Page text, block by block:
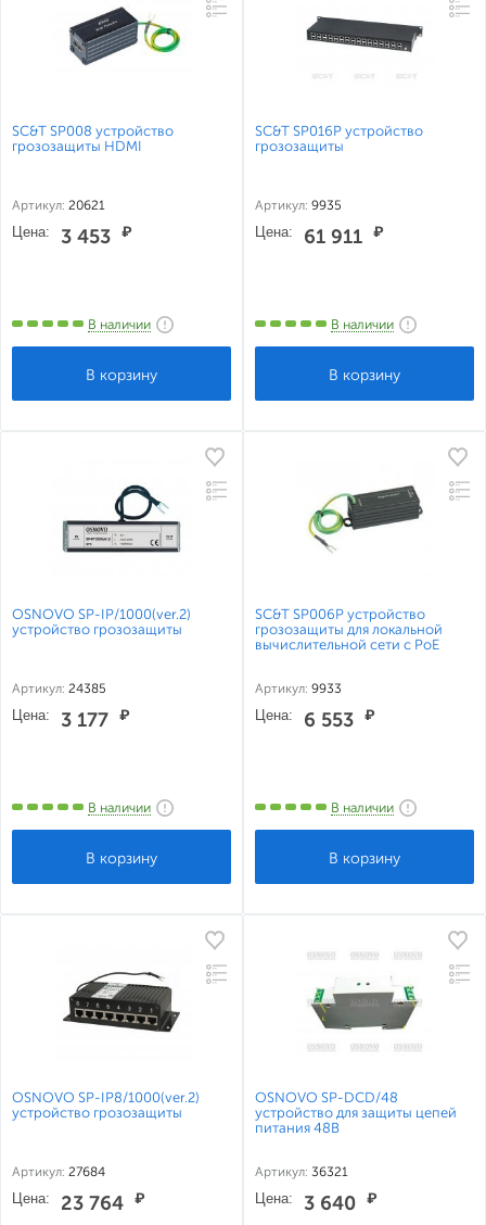
SC&T SP008 устройство
грозозащиты HDMI
Артикул: 20621
Цена: 3 453 ₽
В наличии
SC&T SP016P устройство
грозозащиты
Артикул: 9935
Цена: 61 911 ₽
В наличии
OSNOVO SP-IP/1000(ver.2)
устройство грозозащиты
Артикул: 24385
Цена: 3 177 ₽
В наличии
SC&T SP006P устройство
грозозащиты для локальной
вычислительной сети c PoE
Артикул: 9933
Цена: 6 553 ₽
В наличии
OSNOVO SP-IP8/1000(ver.2)
устройство грозозащиты
Артикул: 27684
Цена: 23 764 ₽
OSNOVO SP-DCD/48
устройство для защиты цепей
питания 48В
Артикул: 36321
Цена: 3 640 ₽